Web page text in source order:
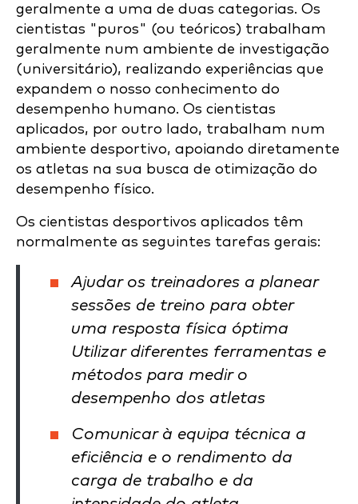
geralmente a uma de duas categorias. Os
cientistas "puros" (ou teóricos) trabalham
geralmente num ambiente de investigação
(universitário), realizando experiências que
expandem o nosso conhecimento do
desempenho humano. Os cientistas
aplicados, por outro lado, trabalham num
ambiente desportivo, apoiando diretamente
os atletas na sua busca de otimização do
desempenho físico.
Os cientistas desportivos aplicados têm
normalmente as seguintes tarefas gerais:
Ajudar os treinadores a planear
sessões de treino para obter
uma resposta física óptima
Utilizar diferentes ferramentas e
métodos para medir o
desempenho dos atletas
Comunicar à equipa técnica a
eficiência e o rendimento da
carga de trabalho e da